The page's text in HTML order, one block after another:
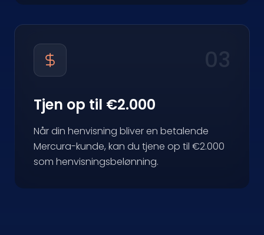
03
Tjen op til €2.000
Når din henvisning bliver en betalende
Mercura-kunde, kan du tjene op til €2.000
som henvisningsbelønning.